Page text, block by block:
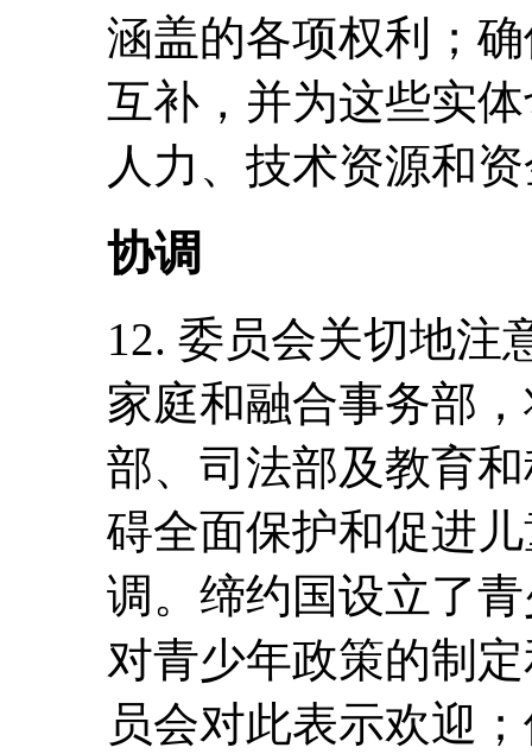
涵盖的各项权利；
互补，并为这些实
人力、技术资源和
协调
12. 委员会关切地注
家庭和融合事务部
部、司法部及教育
碍全面保护和促进
调。缔约国设立了
对青少年政策的制
员会对此表示欢迎